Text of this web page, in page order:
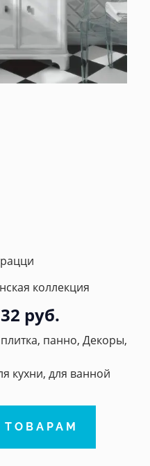
коллекция
руб.
панно, Декоры,
кухни, для ванной